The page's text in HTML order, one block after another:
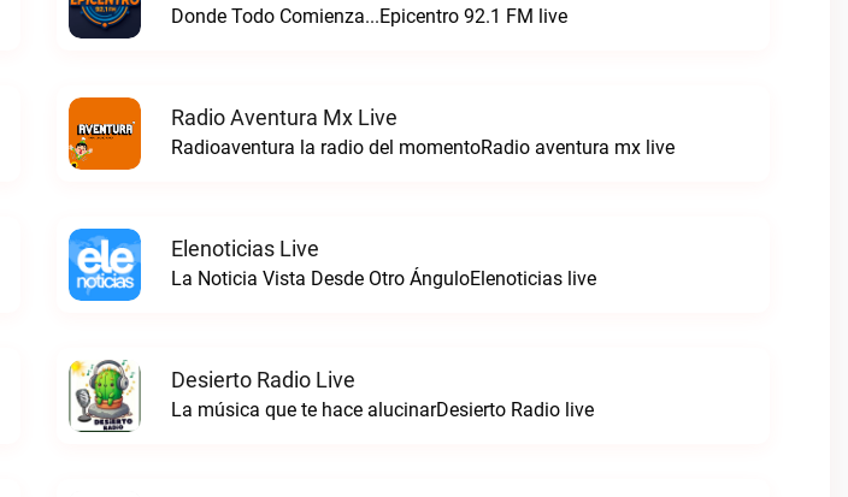
Donde Todo Comienza...Epicentro 92.1 FM live
Radio Aventura Mx Live
Radioaventura la radio del momentoRadio aventura mx live
Elenoticias Live
La Noticia Vista Desde Otro ÁnguloElenoticias live
Desierto Radio Live
La música que te hace alucinarDesierto Radio live